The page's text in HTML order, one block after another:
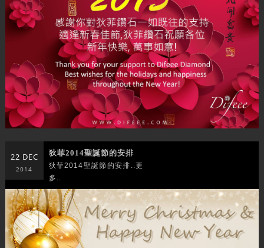
22 DEC
2014
狄菲2014聖誕節的安排
狄菲2014聖誕節的安排..更
多..